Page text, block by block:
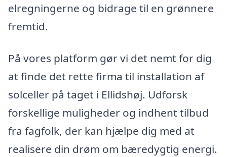
elregningerne og bidrage til en grønnere
fremtid.
På vores platform gør vi det nemt for dig
at finde det rette firma til installation af
solceller på taget i Ellidshøj. Udforsk
forskellige muligheder og indhent tilbud
fra fagfolk, der kan hjælpe dig med at
realisere din drøm om bæredygtig energi.